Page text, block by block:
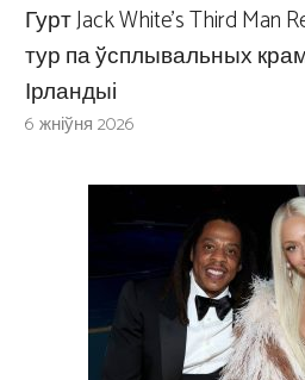
Гурт Jack White’s Third Man
тур па ўсплывальных
Ірландыі
6 жніўня 2026